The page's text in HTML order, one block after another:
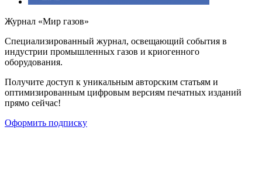
Журнал «Мир газов»
Cпециализированный журнал, освещающий события в
индустрии промышленных газов и криогенного
оборудования.
Получите доступ к уникальным авторским статьям и
оптимизированным цифровым версиям печатных изданий
прямо сейчас!
Оформить подписку